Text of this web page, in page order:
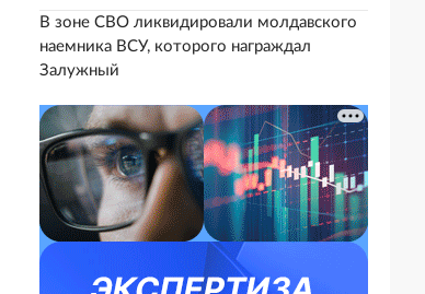
В зоне СВО ликвидировали молдавского
наемника ВСУ, которого награждал
Залужный